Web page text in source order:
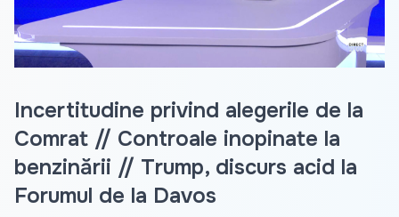
Video
Incertitudine privind alegerile de la
Comrat // Controale inopinate la
benzinării // Trump, discurs acid la
Forumul de la Davos